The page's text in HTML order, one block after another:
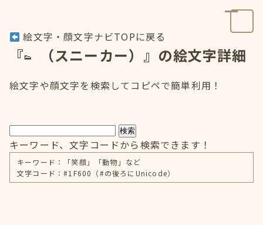
絵文字・顔文字ナビTOPに戻る
『 （スニーカー）』の絵文字詳細
絵文字や顔文字を検索してコピペで簡単利用！
検索
キーワード、文字コードから検索できます！
キーワード：「笑顔」「動物」など
文字コード：#1F600（#の後ろにUnicode）